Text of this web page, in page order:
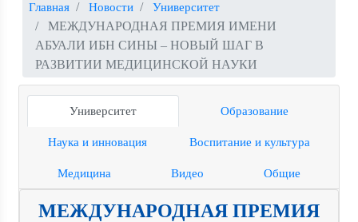
Главная Новости Университет
МЕЖДУНАРОДНАЯ ПРЕМИЯ ИМЕНИ
АБУАЛИ ИБН СИНЫ – НОВЫЙ ШАГ В
РАЗВИТИИ МЕДИЦИНСКОЙ НАУКИ
Университет Образование
Наука и инновация Воспитание и культура
Медицина Видео Общие
МЕЖДУНАРОДНАЯ ПРЕМИЯ